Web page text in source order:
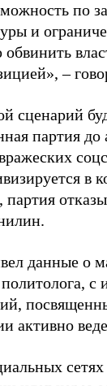
по
и
–
сценарий
партия
в
данные о
с
активно